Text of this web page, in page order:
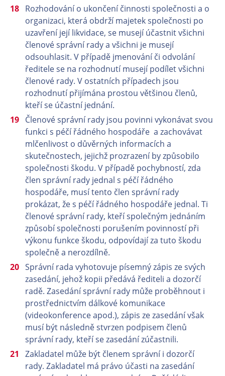
Rozhodování o ukončení činnosti společnosti a o
organizaci, která obdrží majetek společnosti po
uzavření její likvidace, se musejí účastnit všichni
členové správní rady a všichni je musejí
odsouhlasit. V případě jmenování či odvolání
ředitele se na rozhodnutí musejí podílet všichni
členové rady. V ostatních případech jsou
rozhodnutí přijímána prostou většinou členů,
kteří se účastní jednání.
Členové správní rady jsou povinni vykonávat svou
funkci s péčí řádného hospodáře a zachovávat
mlčenlivost o důvěrných informacích a
skutečnostech, jejichž prozrazení by způsobilo
společnosti škodu. V případě pochybností, zda
člen správní rady jednal s péčí řádného
hospodáře, musí tento člen správní rady
prokázat, že s péčí řádného hospodáře jednal. Ti
členové správní rady, kteří společným jednáním
způsobí společnosti porušením povinností při
výkonu funkce škodu, odpovídají za tuto škodu
společně a nerozdílně.
Správní rada vyhotovuje písemný zápis ze svých
zasedání, jehož kopii předává řediteli a dozorčí
radě. Zasedání správní rady může proběhnout i
prostřednictvím dálkové komunikace
(videokonference apod.), zápis ze zasedání však
musí být následně stvrzen podpisem členů
správní rady, kteří se zasedání zúčastnili.
Zakladatel může být členem správní i dozorčí
rady. Zakladatel má právo účasti na zasedání